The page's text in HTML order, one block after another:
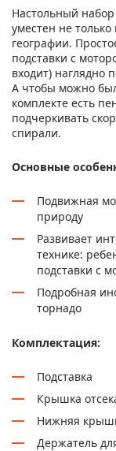
Настольный
уместен не
географии.
подставки с
входит) наглядно
А чтобы можно
комплекте есть
подчеркивать
спирали.
Основные
Подвижная
природу
Развивает
технике:
подставки с
Подробная
торнадо
Комплектация:
Подставка
Крышка
Нижняя
Держатель